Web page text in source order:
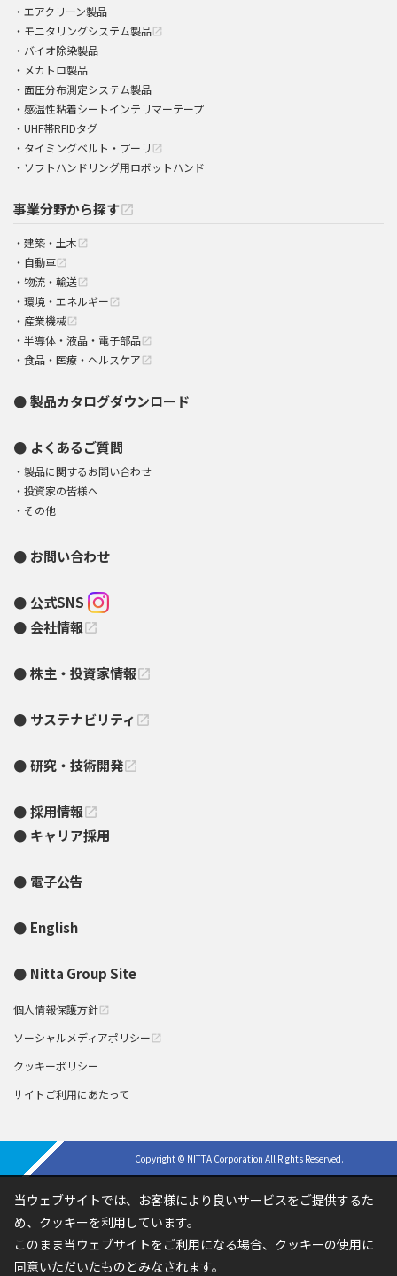
エアクリーン製品
モニタリングシステム製品 open_in_new
バイオ除染製品
メカトロ製品
面圧分布測定システム製品
感温性粘着シートインテリマーテープ
UHF帯RFIDタグ
タイミングベルト・プーリ open_in_new
ソフトハンドリング用ロボットハンド
事業分野から探すopen_in_new
建築・土木 open_in_new
自動車 open_in_new
物流・輸送 open_in_new
環境・エネルギー open_in_new
産業機械 open_in_new
半導体・液晶・電子部品 open_in_new
食品・医療・ヘルスケア open_in_new
製品カタログダウンロード
よくあるご質問
製品に関するお問い合わせ
投資家の皆様へ
その他
お問い合わせ
公式SNS
会社情報open_in_new
株主・投資家情報open_in_new
サステナビリティ open_in_new
研究・技術開発open_in_new
採用情報open_in_new
キャリア採用
電子公告
English
Nitta Group Site
個人情報保護方針 open_in_new
ソーシャルメディアポリシー open_in_new
クッキーポリシー
サイトご利用にあたって
Copyright © NITTA Corporation All Rights Reserved.
当ウェブサイトでは、お客様により良いサービスをご提供するた
め、クッキーを利用しています。
このまま当ウェブサイトをご利用になる場合、クッキーの使用に
同意いただいたものとみなされます。